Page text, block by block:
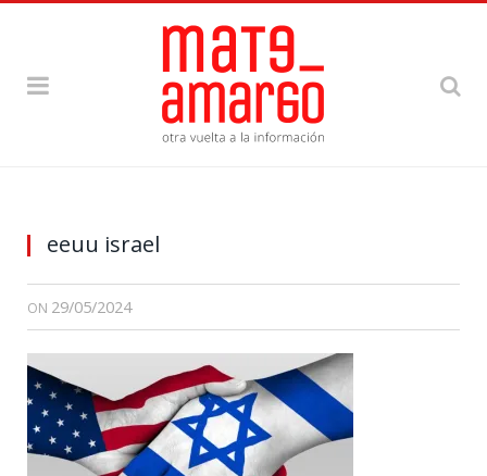
eeuu israel
ON 29/05/2024